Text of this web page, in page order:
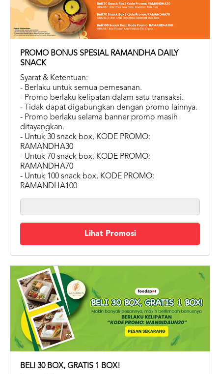
PROMO BONUS SPESIAL RAMANDHA DAILY
SNACK
Syarat & Ketentuan:
- Berlaku untuk semua pemesanan.
- Promo berlaku kelipatan dalam satu transaksi.
- Tidak dapat digabungkan dengan promo lainnya.
- Promo berlaku selama banner promo masih
ditayangkan.
- Untuk 30 snack box, KODE PROMO:
RAMANDHA30
- Untuk 70 snack box, KODE PROMO:
RAMANDHA70
- Untuk 100 snack box, KODE PROMO:
RAMANDHA100
Lihat Promosi
BELI 30 BOX, GRATIS 1 BOX!